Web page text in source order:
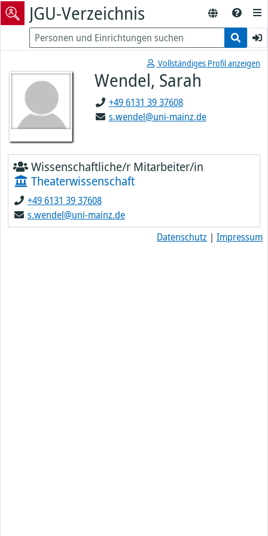
JGU-Verzeichnis
Vollständiges Profil anzeigen
Wendel, Sarah
+49 6131 39 37608
s.wendel@uni-mainz.de
Wissenschaftliche/r Mitarbeiter/in
Theaterwissenschaft
+49 6131 39 37608
s.wendel@uni-mainz.de
Datenschutz | Impressum